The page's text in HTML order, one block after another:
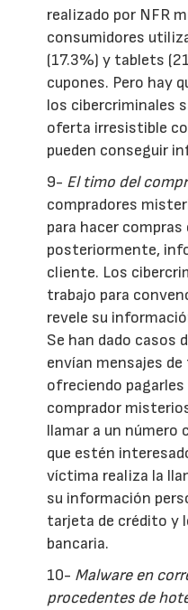
realizado por NFR
consumidores
(17.3%) y tablets
cupones. Pero hay
los cibercriminales
oferta irresistible
pueden conseguir
9- El timo del
compradores
para hacer
posteriormente,
cliente. Los
trabajo para
revele su
Se han dado casos
envían mensajes
ofreciendo
comprador
llamar a un número
que estén
víctima realiza la
su información
tarjeta de crédito y
bancaria.
10- Malware en
procedentes de